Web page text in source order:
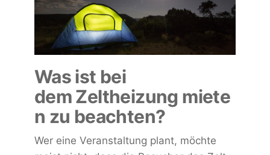
Was ist bei
dem Zeltheizung miete
n zu beachten?
Wer eine Veranstaltung plant, möchte